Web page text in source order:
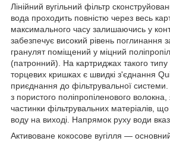
Лінійний вугільний фільтр
вода проходить повністю через весь
максимального часу залишаючись у
забезпечує високий рівень поглинання
гранулят поміщений у міцний
(патронний). На картриджах такого типу
торцевих кришках є швидкі з'єднання
приєднання до фільтрувальної системи.
з пористого поліпропіленового волокна,
частинки фільтрувальних матеріалів,
воду на виході. Напрямок руху води
Активоване кокосове вугілля —